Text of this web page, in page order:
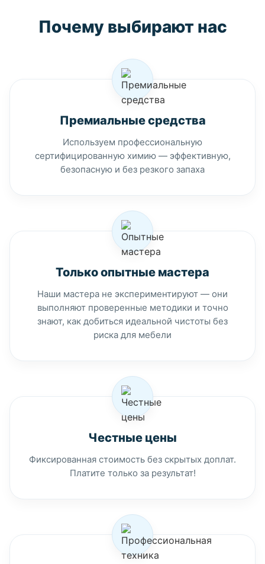
Почему выбирают нас
Премиальные средства
Используем профессиональную
сертифицированную химию — эффективную,
безопасную и без резкого запаха
Только опытные мастера
Наши мастера не экспериментируют — они
выполняют проверенные методики и точно
знают, как добиться идеальной чистоты без
риска для мебели
Честные цены
Фиксированная стоимость без скрытых доплат.
Платите только за результат!